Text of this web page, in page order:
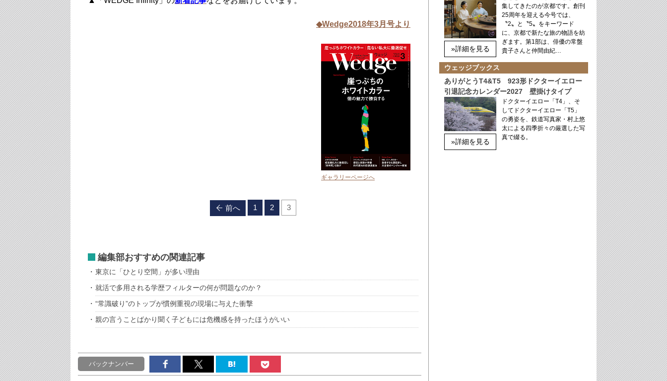
◆Wedge2018年3月号より
ギャラリーページへ
前へ 1 2 3
編集部おすすめの関連記事
東京に「ひとり空間」が多い理由
就活で多用される学歴フィルターの何が問題なのか？
“常識破り”のトップが慣例重視の現場に与えた衝撃
親の言うことばかり聞く子どもには危機感を持ったほうがいい
バックナンバー
»詳細を見る
集してきたのが京都です。創刊
25周年を迎える今号では、
〝2〟と〝5〟をキーワード
に、京都で新たな旅の物語を紡
ぎます。第1部は、俳優の常盤
貴子さんと仲間由紀…
ウェッジブックス
ありがとうT4&T5 923形ドクターイエロー
引退記念カレンダー2027 壁掛けタイプ
»詳細を見る
ドクターイエロー「T4」、そ
してドクターイエロー「T5」
の勇姿を、鉄道写真家・村上悠
太による四季折々の厳選した写
真で綴る。